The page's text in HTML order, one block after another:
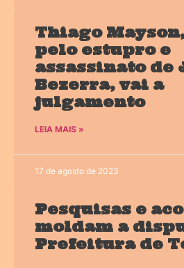
Thiago
pelo estupro e
assassinato de
Bezerra, vai a
julgamento
LEIA MAIS »
17 de agosto de 2023
Pesquisas e
moldam a
Prefeitura de